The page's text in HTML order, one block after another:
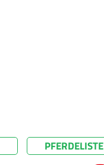
PFERDELISTE